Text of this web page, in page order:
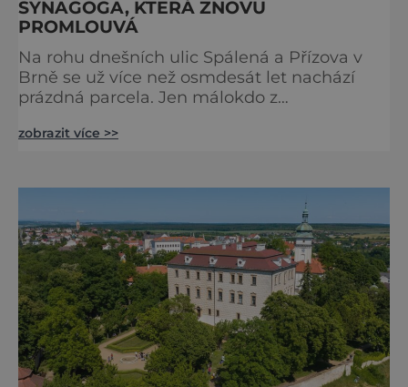
SYNAGOGA, KTERÁ ZNOVU
PROMLOUVÁ
Na rohu dnešních ulic Spálená a Přízova v
Brně se už více než osmdesát let nachází
prázdná parcela. Jen málokdo z
z největších synagog v českých zemích –
Velká synagoga byla slavnostně otevřena v
roce 1856, v době, kdy se město proměňovalo
v p
zobrazit více >>